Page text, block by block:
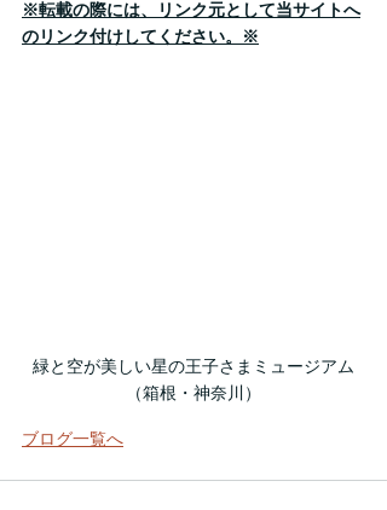
※転載の際には、リンク元として当サイトへ
のリンク付けしてください。※
緑と空が美しい星の王子さまミュージアム
（箱根・神奈川）
ブログ一覧へ